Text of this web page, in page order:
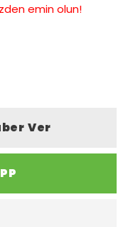
emin olun!
Ver